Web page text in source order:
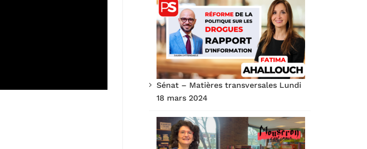
Sénat – Matières transversales Lundi
18 mars 2024